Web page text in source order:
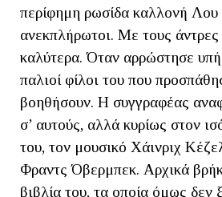
περίφημη ρωσίδα καλλονή
ανεκπλήρωτοι. Με τους άντρες
καλύτερα. Όταν αρρώστησε
παλιοί φίλοι του που
βοηθήσουν. Η συγγραφέας
σ’ αυτούς, αλλά κυρίως στον
του, τον μουσικό Χάινριχ
Φραντς Όβερμπεκ. Αρχικά
βιβλία του, τα οποία όμως δεν